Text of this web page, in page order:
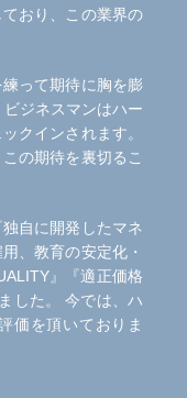
おり、この業界の
って期待に胸を膨
ジネスマンはハー
クインされます。
の期待を裏切るこ
自に開発したマネ
、教育の安定化・
』『適正価格
した。 今では、ハ
価を頂いておりま